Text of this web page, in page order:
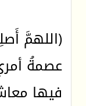
(اللهمَّ
عصمةُ
فيها